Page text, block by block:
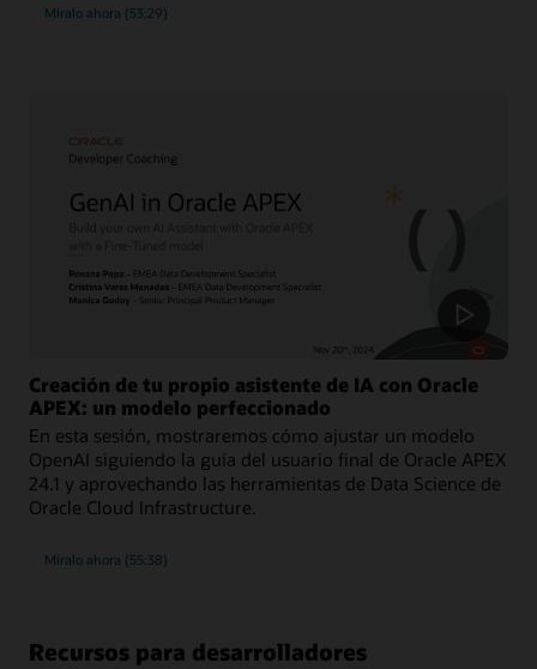
Míralo ahora (53:29)
Creación de tu propio asistente de IA con Oracle
APEX: un modelo perfeccionado
En esta sesión, mostraremos cómo ajustar un modelo
OpenAI siguiendo la guía del usuario final de Oracle APEX
24.1 y aprovechando las herramientas de Data Science de
Oracle Cloud Infrastructure.
Míralo ahora (55:38)
Recursos para desarrolladores